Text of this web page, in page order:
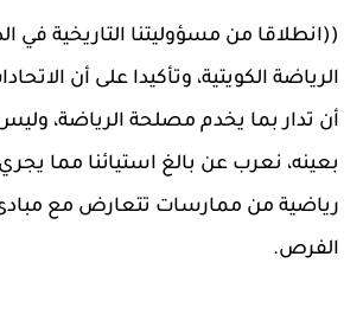
((انطلاقا من مسؤوليتنا التاريخية في
الرياضة الكويتية، وتأكيدا على أن
أن تدار بما يخدم مصلحة الرياضة،
بعينه، نعرب عن بالغ استيائنا مما
رياضية من ممارسات تتعارض مع مبادئ
الفرص.